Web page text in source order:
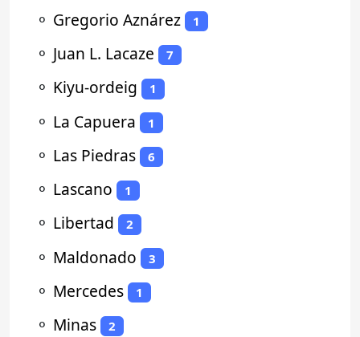
⚬ Gregorio Aznárez 1
⚬ Juan L. Lacaze 7
⚬ Kiyu-ordeig 1
⚬ La Capuera 1
⚬ Las Piedras 6
⚬ Lascano 1
⚬ Libertad 2
⚬ Maldonado 3
⚬ Mercedes 1
⚬ Minas 2